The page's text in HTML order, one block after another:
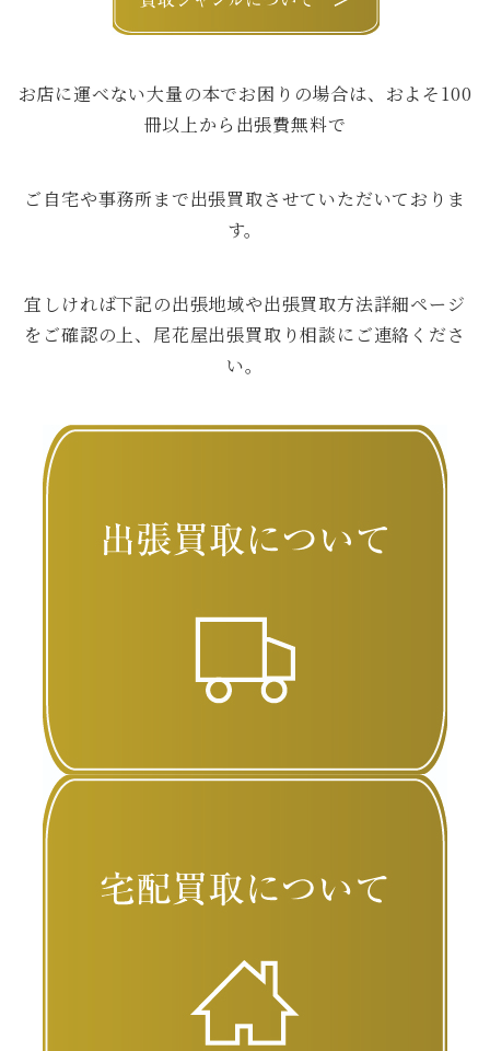
お店に運べない大量の本でお困りの場合は、およそ100
冊以上から出張費無料で
ご自宅や事務所まで出張買取させていただいておりま
す。
宜しければ下記の出張地域や出張買取方法詳細ページ
をご確認の上、尾花屋出張買取り相談にご連絡くださ
い。